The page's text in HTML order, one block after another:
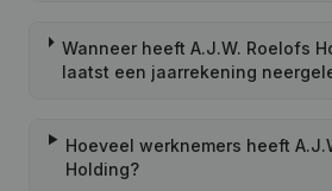
Wanneer heeft A.J.W. Roelofs
laatst een jaarrekening
Hoeveel werknemers heeft
Holding?